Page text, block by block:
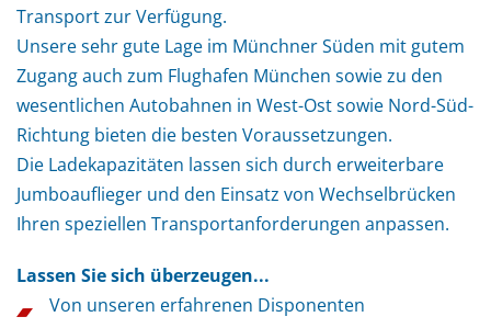
Transport zur Verfügung.
Unsere sehr gute Lage im Münchner Süden mit gutem
Zugang auch zum Flughafen München sowie zu den
wesentlichen Autobahnen in West-Ost sowie Nord-Süd-
Richtung bieten die besten Voraussetzungen.
Die Ladekapazitäten lassen sich durch erweiterbare
Jumboauflieger und den Einsatz von Wechselbrücken
Ihren speziellen Transportanforderungen anpassen.
Lassen Sie sich überzeugen...
Von unseren erfahrenen Disponenten